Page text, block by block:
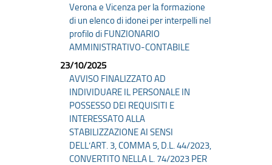
Verona e Vicenza per la formazione
di un elenco di idonei per interpelli nel
profilo di FUNZIONARIO
AMMINISTRATIVO-CONTABILE
23/10/2025
AVVISO FINALIZZATO AD
INDIVIDUARE IL PERSONALE IN
POSSESSO DEI REQUISITI E
INTERESSATO ALLA
STABILIZZAZIONE AI SENSI
DELL’ART. 3, COMMA 5, D.L. 44/2023,
CONVERTITO NELLA L. 74/2023 PER